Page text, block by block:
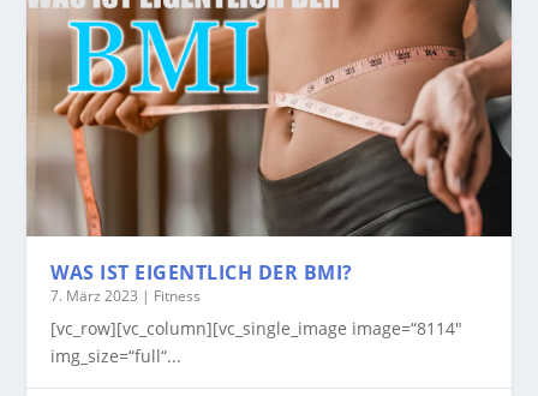
WAS IST EIGENTLICH DER BMI?
7. März 2023 | Fitness
[vc_row][vc_column][vc_single_image image=“8114″
img_size=“full“...